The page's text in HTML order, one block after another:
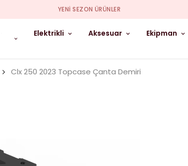
YENI SEZON ÜRÜNLER
Elektrikli Aksesuar Ekipman
Clx 250 2023 Topcase Çanta Demiri